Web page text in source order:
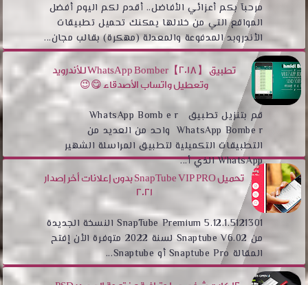
مرحبآ بكم أعزائي الأفاضل.. أقدم لكم اليوم أفضل
المواقع التي من خلالها يمكنك تحميل تطبيقات
الأندروبد المدفوعة والمعدلة (مهكرة) بقالب مجان...
تطبيق WhatsApp Bomber【2018】 للأندرويد
وتعطيل واتساب الأصدقاء 😋😉
قم بتنزيل تطبيق WhatsApp Bomb e r
WhatsApp Bombe r واحد من العديد من
التطبيقات التكميلية لتطبيق المراسلة الشهير
WhatsApp الذي أ...
تحميل SnapTube VIP PRO بدون إعلانات أخر إصدار
2021
SnapTube Premium 5.12.1.5121301 النسخة الجديدة
من Snaptube V6.02 لسنة 2022 متوفرة الأن إفتح
المقالة Snaptube Pro أو Snaptube...